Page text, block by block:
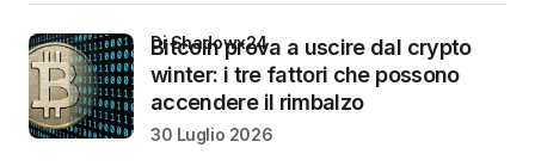
Bitcoin prova a uscire dal crypto
winter: i tre fattori che possono
accendere il rimbalzo
di Shadowx24
30 Luglio 2026